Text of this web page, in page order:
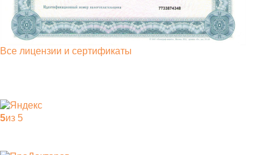
Все лицензии и сертификаты
5из 5